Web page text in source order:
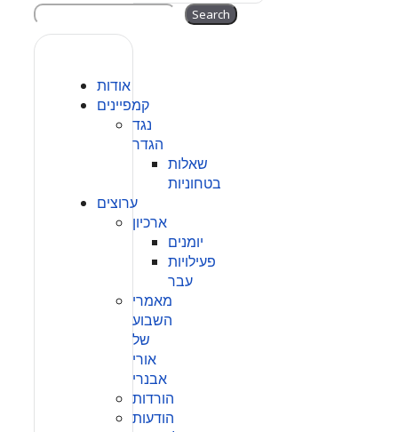
Search Search
אודות
קמפיינים
נגד
הגדר
שאלות
בטחוניות
ערוצים
ארכיון
יומנים
פעילויות
עבר
מאמרי
השבוע
של
אורי
אבנרי
הורדות
הודעות